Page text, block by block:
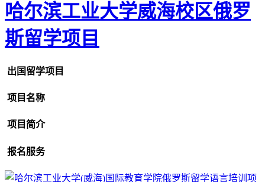
哈尔滨工业大学威海校区俄罗
斯留学项目
出国留学项目
项目名称
项目简介
报名服务